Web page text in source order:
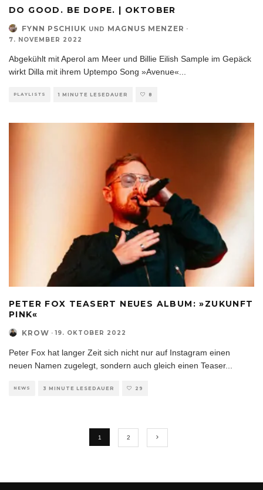
DO GOOD. BE DOPE. | OKTOBER
FYNN PSCHIUK UND MAGNUS MENZER ·
7. NOVEMBER 2022
Abgekühlt mit Aperol am Meer und Billie Eilish Sample im Gepäck
wirkt Dilla mit ihrem Uptempo Song »Avenue«
PLAYLISTS 1 MINUTE LESEDAUER 8
PETER FOX TEASERT NEUES ALBUM: »ZUKUNFT
PINK«
KROW · 19. OKTOBER 2022
Peter Fox hat langer Zeit sich nicht nur auf Instagram einen
neuen Namen zugelegt, sondern auch gleich einen Teaser...
NEWS 3 MINUTE LESEDAUER 29
1 2